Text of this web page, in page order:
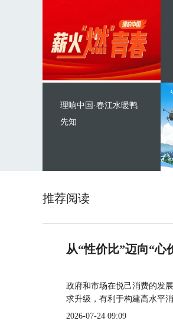
理响中国·春江水暖鸭
先知
推荐阅读
从“性价比”迈向“心
政府和市场在悦己消费的发
求升级，有利于构建高水平
2026-07-24 09:09